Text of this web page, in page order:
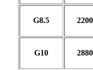
G8.5
G10